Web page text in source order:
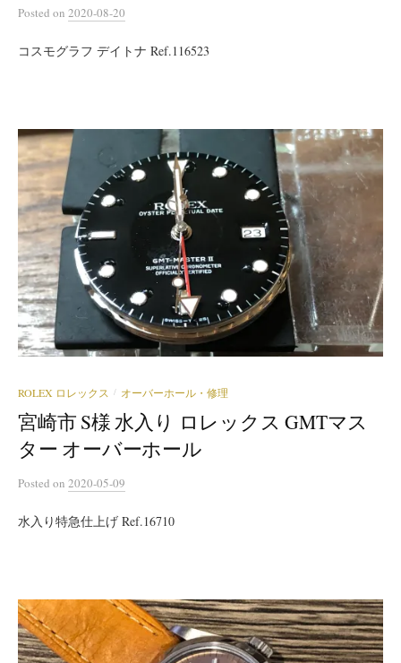
Posted on 2020-08-20
コスモグラフ デイトナ Ref.116523
ROLEX ロレックス / オーバーホール・修理
宮崎市 S様 水入り ロレックス GMTマス
ター オーバーホール
Posted on 2020-05-09
水入り特急仕上げ Ref.16710